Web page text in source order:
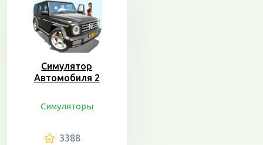
Симулятор
Автомобиля 2
Симуляторы
3388